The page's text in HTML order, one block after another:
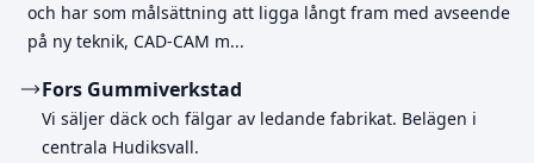
och har som målsättning att ligga långt fram med avseende
på ny teknik, CAD-CAM m...
Fors Gummiverkstad
Vi säljer däck och fälgar av ledande fabrikat. Belägen i
centrala Hudiksvall.